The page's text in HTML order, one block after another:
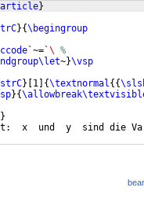
article}
}{\begingroup
`~=`\ %
~}\vsp
} 1 {\textnormal{{
}{
}
x  und  y  sind die